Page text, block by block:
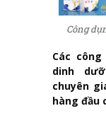
Công
Các
dinh
chuyên
hàng đầu